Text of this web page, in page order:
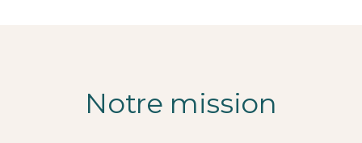
Notre mission